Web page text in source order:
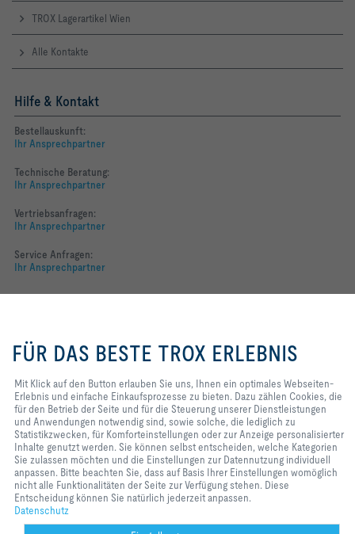
TROX Lagerartikel Wien
Alle Kontakte
Hilfe & Kontakt
Bestellauskunft:
Ihr Ansprechpartner
Technische Beratung:
Ihr Ansprechpartner
Vertriebsanfragen:
Ihr Ansprechpartner
Service Anfragen:
Ihr Ansprechpartner
LINKEDIN
INSTAGRAM
Home Kontakt Impressum AGB Datenschutz Disclaimer
2026 © TROX Austria + CEE GmbH
Sie uns, Ihnen ein optimales
Webseiten-Erlebnis und einfache
zählen Cookies, die für den Betrieb
der Seite und für die Steuerung
unserer Dienstleistungen und
Anwendungen notwendig sind,
sowie solche, die lediglich zu
Statistikzwecken, für
Komforteinstellungen oder zur
Anzeige personalisierter Inhalte
genutzt werden. Sie können selbst
entscheiden, welche Kategorien
Einstellungen zur Datennutzung
FÜR DAS BESTE TROX ERLEBNIS
Mit Klick auf den Button erlauben Sie uns, Ihnen ein optimales Webseiten-
Erlebnis und einfache Einkaufsprozesse zu bieten. Dazu zählen Cookies, die
für den Betrieb der Seite und für die Steuerung unserer Dienstleistungen
und Anwendungen notwendig sind, sowie solche, die lediglich zu
Statistikzwecken, für Komforteinstellungen oder zur Anzeige personalisierter
Inhalte genutzt werden. Sie können selbst entscheiden, welche Kategorien
Sie zulassen möchten und die Einstellungen zur Datennutzung individuell
anpassen. Bitte beachten Sie, dass auf Basis Ihrer Einstellungen womöglich
nicht alle Funktionalitäten der Seite zur Verfügung stehen. Diese
Entscheidung können Sie natürlich jederzeit anpassen.
Datenschutz